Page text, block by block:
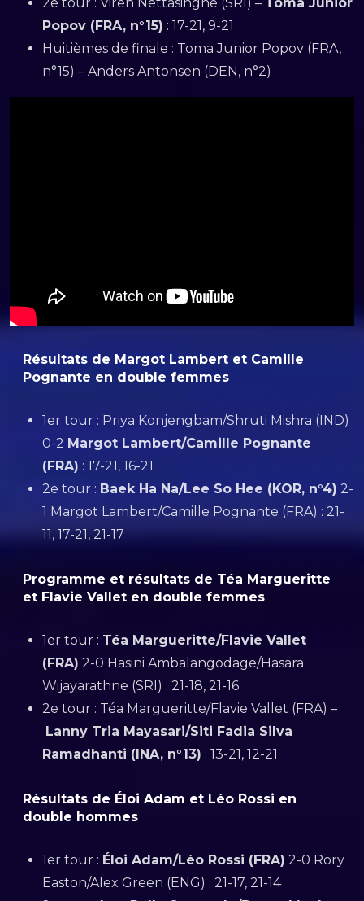
Popov (FRA, n°15) : 17-21, 9-21
Huitièmes de finale : Toma Junior Popov (FRA,
n°15) – Anders Antonsen (DEN, n°2)
Résultats de Margot Lambert et Camille
Pognante en double femmes
1er tour : Priya Konjengbam/Shruti Mishra (IND)
0-2 Margot Lambert/Camille Pognante
(FRA) : 17-21, 16-21
2e tour : Baek Ha Na/Lee So Hee (KOR, n°4) 2-
1 Margot Lambert/Camille Pognante (FRA) : 21-
11, 17-21, 21-17
Programme et résultats de Téa Margueritte
et Flavie Vallet en double femmes
1er tour : Téa Margueritte/Flavie Vallet
(FRA) 2-0 Hasini Ambalangodage/Hasara
Wijayarathne (SRI) : 21-18, 21-16
2e tour : Téa Margueritte/Flavie Vallet (FRA) –
Lanny Tria Mayasari/Siti Fadia Silva
Ramadhanti (INA, n°13) : 13-21, 12-21
Résultats de Éloi Adam et Léo Rossi en
double hommes
1er tour : Éloi Adam/Léo Rossi (FRA) 2-0 Rory
Easton/Alex Green (ENG) : 21-17, 21-14